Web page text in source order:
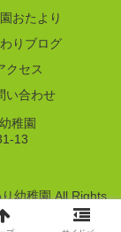
おたより
りブログ
クセス
い合わせ
稚園
13
幼稚園 All Rights